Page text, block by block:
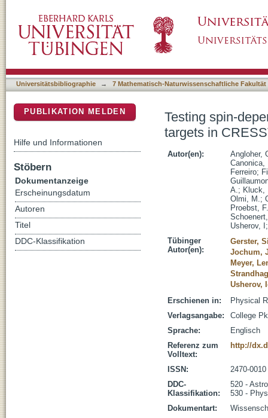
Universitätsbibliographie → 7 Mathematisch-Naturwissenschaftliche Fakultät
Testing spin-
targets in
Autor(en):
Angloher,
Canonica,
Ferreiro;
A.; Kluck,
Olmi, M.;
Proebst, F.
Usherov, I
Tübinger
Autor(en):
Gerster,
Jochum,
Meyer,
Usherov,
Erschienen in:
Physical
Verlagsangabe:
College
Sprache:
Englisch
Referenz zum
Volltext:
http://
ISSN:
2470-0010
DDC-
Klassifikation:
520 -
530 -
Dokumentart:
PUBLIKATION MELDEN
Hilfe und Informationen
Stöbern
Dokumentanzeige
Erscheinungsdatum
Autoren
Titel
DDC-Klassifikation